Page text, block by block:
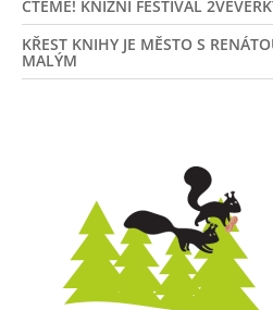
ČTEME! KNIŽNÍ FESTIVAL
KŘEST KNIHY JE MĚSTO S
MALÝM